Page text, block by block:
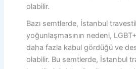
olabilir.
Bazı semtlerde, İstanbul
yoğunlaşmasının nedeni,
daha fazla kabul gördüğü ve
olabilir. Bu semtlerde, İstanbul